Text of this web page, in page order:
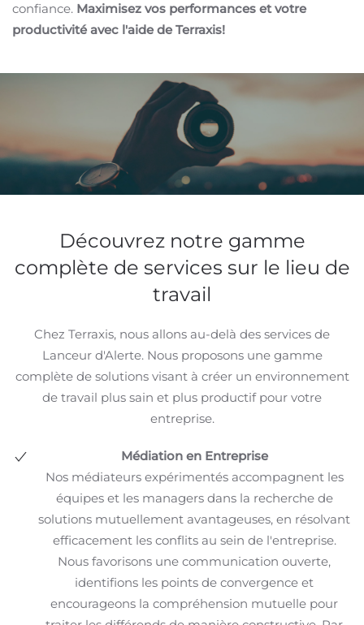
confiance. Maximisez vos performances et votre
productivité avec l'aide de Terraxis!
Les clients partagent leur expérience
positive de collaboration avec nous
approche bien structurée, une attention aux
détails et une communication directe. Leur
médiation a été fondamentale pour résoudre mon
cas.
Découvrez notre gamme
complète de services sur le lieu de
travail
Chez Terraxis, nous allons au-delà des services de
Lanceur d'Alerte. Nous proposons une gamme
complète de solutions visant à créer un environnement
de travail plus sain et plus productif pour votre
entreprise.
Médiation en Entreprise
Nos médiateurs expérimentés accompagnent les
équipes et les managers dans la recherche de
solutions mutuellement avantageuses, en résolvant
efficacement les conflits au sein de l'entreprise.
Nous favorisons une communication ouverte,
identifions les points de convergence et
encourageons la compréhension mutuelle pour